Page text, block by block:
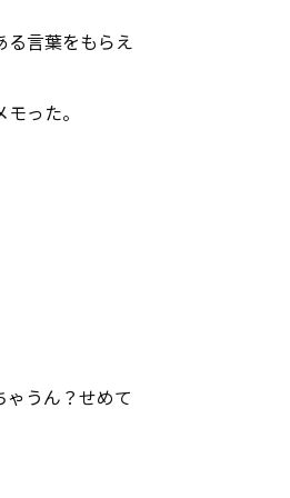
る言葉をもらえ
った。
ゃうん？せめて